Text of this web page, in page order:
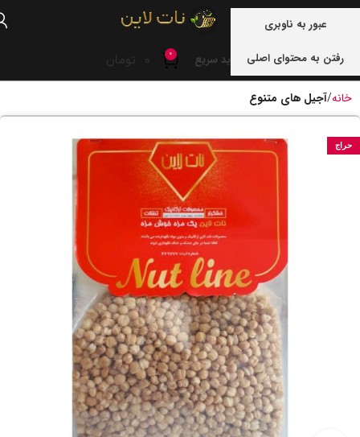
عبور به ناوبری
رفتن به محتوای اصلی
خرید سریع 0
0 تومان
خانه آجیل های متنوع
حراج